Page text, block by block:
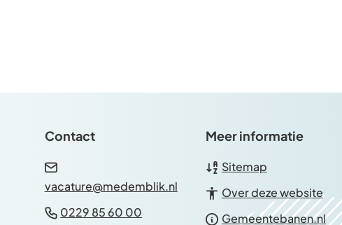
Contact
vacature@medemblik.nl(Verwijst
0229 85 60 00
Meer informatie
Sitemap
Over deze website
Gemeentebanen.nl